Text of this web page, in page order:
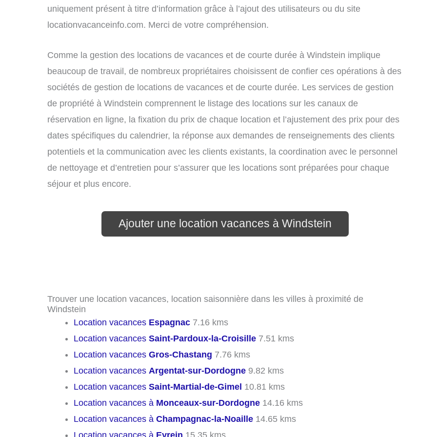
uniquement présent à titre d’information grâce à l’ajout des utilisateurs ou du site
locationvacanceinfo.com. Merci de votre compréhension.
Comme la gestion des locations de vacances et de courte durée à Windstein implique
beaucoup de travail, de nombreux propriétaires choisissent de confier ces opérations à des
sociétés de gestion de locations de vacances et de courte durée. Les services de gestion
de propriété à Windstein comprennent le listage des locations sur les canaux de
réservation en ligne, la fixation du prix de chaque location et l’ajustement des prix pour des
dates spécifiques du calendrier, la réponse aux demandes de renseignements des clients
potentiels et la communication avec les clients existants, la coordination avec le personnel
de nettoyage et d’entretien pour s’assurer que les locations sont préparées pour chaque
séjour et plus encore.
Ajouter une location vacances à Windstein
Trouver une location vacances, location saisonnière dans les villes à proximité de
Windstein
Location vacances Espagnac 7.16 kms
Location vacances Saint-Pardoux-la-Croisille 7.51 kms
Location vacances Gros-Chastang 7.76 kms
Location vacances Argentat-sur-Dordogne 9.82 kms
Location vacances Saint-Martial-de-Gimel 10.81 kms
Location vacances à Monceaux-sur-Dordogne 14.16 kms
Location vacances à Champagnac-la-Noaille 14.65 kms
Location vacances à Eyrein 15.35 kms